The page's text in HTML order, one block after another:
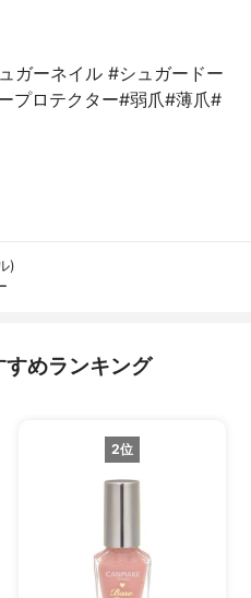
ガーネイル #シュガードー
プロテクター#弱爪#薄爪#
)
めランキング
2位